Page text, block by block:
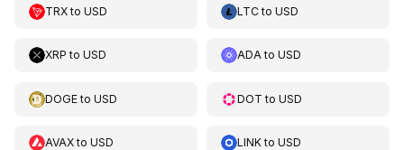
TRXto USD LTCtoUSD
XRP to USD ADAtoUSD
DOGEto USD DOT toUSD
AVAXto USD LINKtoUSD